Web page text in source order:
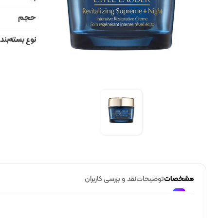
حجم
نوع
مشخصاتتوضیحاتنقد و بررسی کاربران